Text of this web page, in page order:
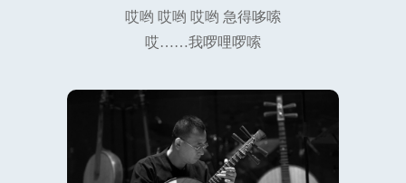
哎哟 哎哟 哎哟 急得哆嗦
哎……我啰哩啰嗦